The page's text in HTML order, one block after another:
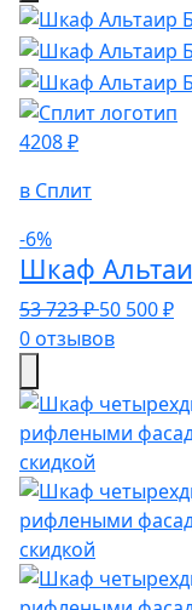
4208 ₽
в Сплит
-6%
Шкаф
53 723 ₽50 500 ₽
0 отзывов